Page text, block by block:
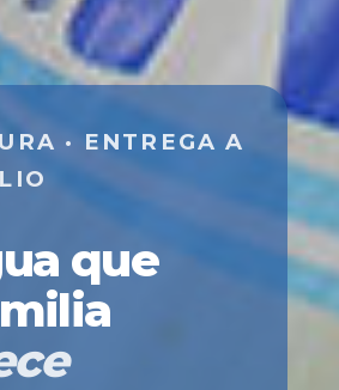
· ENTREGA A
que